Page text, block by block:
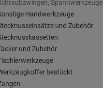
Spannwerkzeuge
Handwerkzeuge
und Zubehör
und Zubehör
bestückt